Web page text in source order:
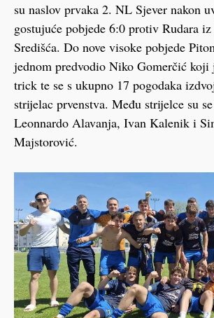
su naslov prvaka 2. NL Sjever nakon
gostujuće pobjede 6:0 protiv Rudara
Središća. Do nove visoke pobjede
jednom predvodio Niko Gomerčić koji
trick te se s ukupno 17 pogodaka
strijelac prvenstva. Među strijelce su
Leonnardo Alavanja, Ivan Kalenik i
Majstorović.